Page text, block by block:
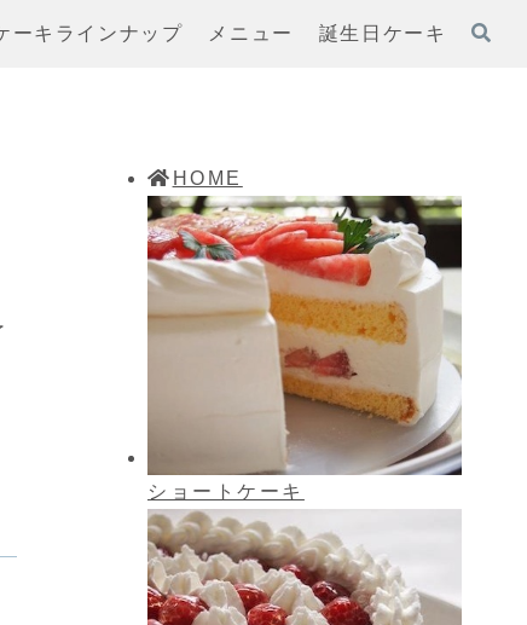
ーキラインナップ メニュー 誕生日ケーキ
HOME
ショートケーキ